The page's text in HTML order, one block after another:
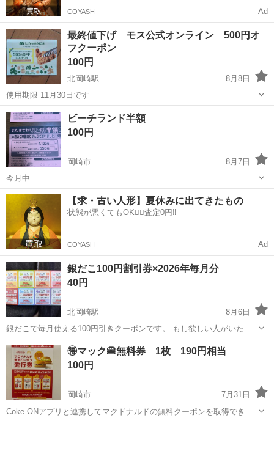
COYASH Ad
最終値下げ モス公式オンライン 500円オ
フクーポン
100円
北岡崎駅
8月8日
使用期限 11月30日です
愛知 岡崎市 商品券/ギフトカード
ビーチランド半額
100円
岡崎市
8月7日
今月中
愛知 岡崎市 テーマパーク/遊園地 ビーチ
【求・古い人形】夏休みに出てきたもの
状態が悪くてもOK🙆‍♀️査定0円‼️
COYASH Ad
銀だこ100円割引券×2026年毎月分
40円
北岡崎駅
8月6日
銀だこで毎月使える100円引きクーポンです。 もし欲しい人がいたら
使ってください。
愛知 岡崎市 北岡崎駅 商品券/ギフトカード クーポン
🉐マック🍔無料券 1枚 190円相当
100円
岡崎市
7月31日
Coke ONアプリと連携してマクドナルドの無料クーポンを取得できる
発行券です。 ハンバーガーもしくは、マックチキンと交換できます。